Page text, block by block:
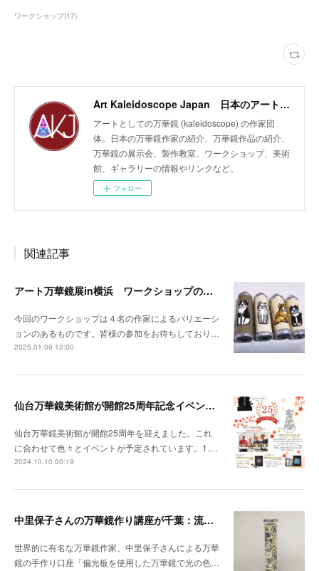
ワークショップ(17)
Art Kaleidoscope Japan 日本のアート万華鏡の作家団体
アートとしての万華鏡 (kaleidoscope) の作家団
体。日本の万華鏡作家の紹介、万華鏡作品の紹介、
万華鏡の展示会、製作教室、ワークショップ、美術
館、ギャラリーの情報やリンクなど。
フォロー
関連記事
アート万華鏡展in横浜 ワークショップのお知らせ
今回のワークショップは４名の作家によるバリエーシ
ョンのあるものです。皆様の参加をお待ちしており…
2025.01.09 13:00
仙台万華鏡美術館が開館25周年記念イベントを開催
仙台万華鏡美術館が開館25周年を迎えました。これ
に合わせて色々とイベントが予定されています。1.…
2024.10.10 00:19
中里保子さんの万華鏡作り講座が千葉：流山で
世界的に有名な万華鏡作家、中里保子さんによる万華
鏡の手作り口座「偏光板を使用した万華鏡で光の色…